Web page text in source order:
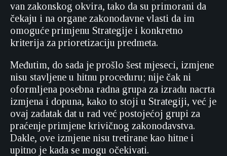
van zakonskog okvira, tako da su primorani da
čekaju i na organe zakonodavne vlasti da im
omoguće primjenu Strategije i konkretno
kriterija za prioretizaciju predmeta.
Međutim, do sada je prošlo šest mjeseci, izmjene
nisu stavljene u hitnu proceduru; nije čak ni
oformljena posebna radna grupa za izradu nacrta
izmjena i dopuna, kako to stoji u Strategiji, već je
ovaj zadatak dat u rad već postojećoj grupi za
praćenje primjene krivičnog zakonodavstva.
Dakle, ove izmjene nisu tretirane kao hitne i
upitno je kada se mogu očekivati.